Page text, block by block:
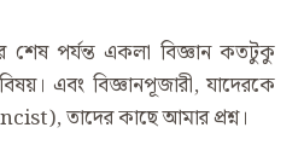
পর্যন্ত একলা বিজ্ঞান কতটুকু
এবং বিজ্ঞানপূজারী, যাদেরকে
তাদের কাছে আমার প্রশ্ন।